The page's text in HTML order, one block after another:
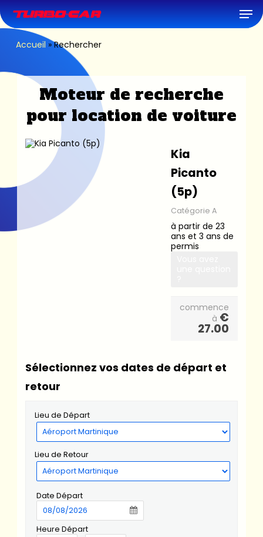
to
main
content
Accueil »Rechercher
Moteur de recherche
pour location de voiture
Kia
Picanto
(5p)
Catégorie A
à partir de 23
ans et 3 ans de
permis
commence
à €
27.00
Sélectionnez vos dates de départ et
retour
Lieu de Départ
Lieu de Retour
Date Départ
Heure Départ